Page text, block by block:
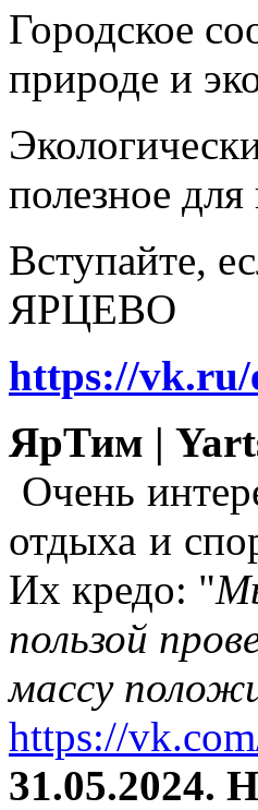
Городское
природе и
полезное
Вступайте,
ЯРЦЕВО
https://vk.ru/
ЯрТим |
Очень
отдыха и
Их кредо: "
пользой
массу
https://
31.05.2024.